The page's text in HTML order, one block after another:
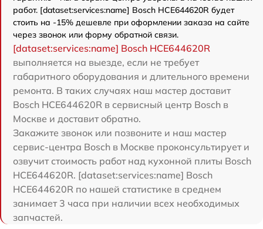
работ. [dataset:services:name] Bosch HCE644620R будет
стоить на -15% дешевле при оформлении заказа на сайте
через звонок или форму обратной связи.
[dataset:services:name] Bosch HCE644620R
выполняется на выезде, если не требует
габаритного оборудования и длительного времени
ремонта. В таких случаях наш мастер доставит
Bosch HCE644620R в сервисный центр Bosch в
Москве и доставит обратно.
Закажите звонок или позвоните и наш мастер
сервис-центра Bosch в Москве проконсультирует и
озвучит стоимость работ над кухонной плиты Bosch
HCE644620R. [dataset:services:name] Bosch
HCE644620R по нашей статистике в среднем
занимает 3 часа при наличии всех необходимых
запчастей.